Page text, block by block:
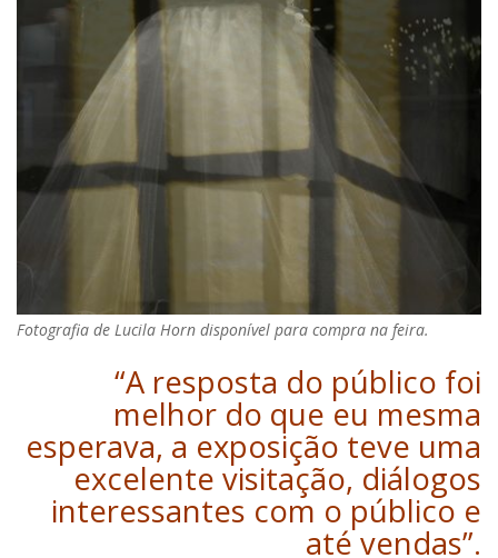
Fotografia de Lucila Horn disponível para compra na feira.
“A resposta do público foi
melhor do que eu mesma
esperava, a exposição teve uma
excelente visitação, diálogos
interessantes com o público e
até vendas”.